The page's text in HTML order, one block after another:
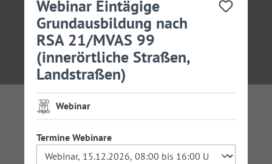
Webinar Eintägige
Grundausbildung nach
RSA 21/MVAS 99
(innerörtliche Straßen,
Landstraßen)
Webinar
Termine Webinareauswählen